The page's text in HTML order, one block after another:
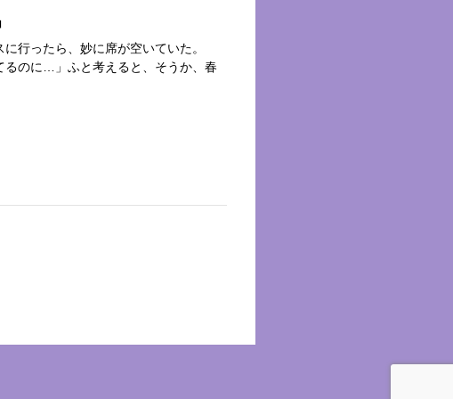
行ったら、妙に席が空いていた。
るのに…」ふと考えると、そうか、春